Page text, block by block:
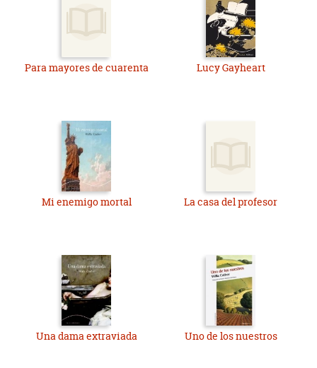
Para mayores de cuarenta Lucy Gayheart
Mi enemigo mortal La casa del profesor
Una dama extraviada Uno de los nuestros